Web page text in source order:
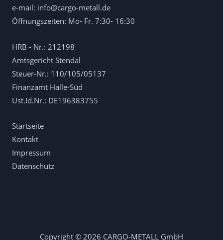
e-mail: info@cargo-metall.de
Öffnungszeiten: Mo- Fr. 7:30- 16:30
HRB - Nr.: 212198
Amtsgericht Stendal
Steuer-Nr.: 110/105/05137
Finanzamt Halle-Süd
Ust.Id.Nr.: DE196383755
Startseite
Kontakt
Impressum
Datenschutz
Copyright © 2026 CARGO-METALL GmbH